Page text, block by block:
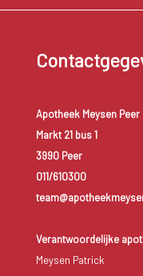
Apotheek Meysen Peer
Markt 21 bus 1
3990 Peer
011/610300
Verantwoordelijke
Meysen Patrick